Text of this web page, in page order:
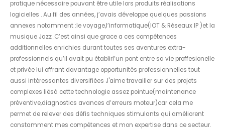
pratique nécessaire pouvant être utile lors produits réalisations
logicielles . Au fil des années, j’avais développe quelques passions
annexes notamment :le voyage,l’informatique(IOT & Réseaux IP )et la
musique Jazz .C’est ainsi que grace a ces compétences
additionnelles enrichies durant toutes ses aventures extra-
professionnels qu’il avait pu établirl’un pont entre sa vie proffesionelle
et privée lui offrant davantage opportunités professionnelles tout
aussi intéressantes diversifiées J'aime travailler sur des projets
complexes liësà cette technologie assez pointue(maintenance
préventive,diagnostics avances d’erreurs moteur)car cela me
permet de relever des défis techniques stimulants qui améliorent
constamment mes compétences et mon expertise dans ce secteur.